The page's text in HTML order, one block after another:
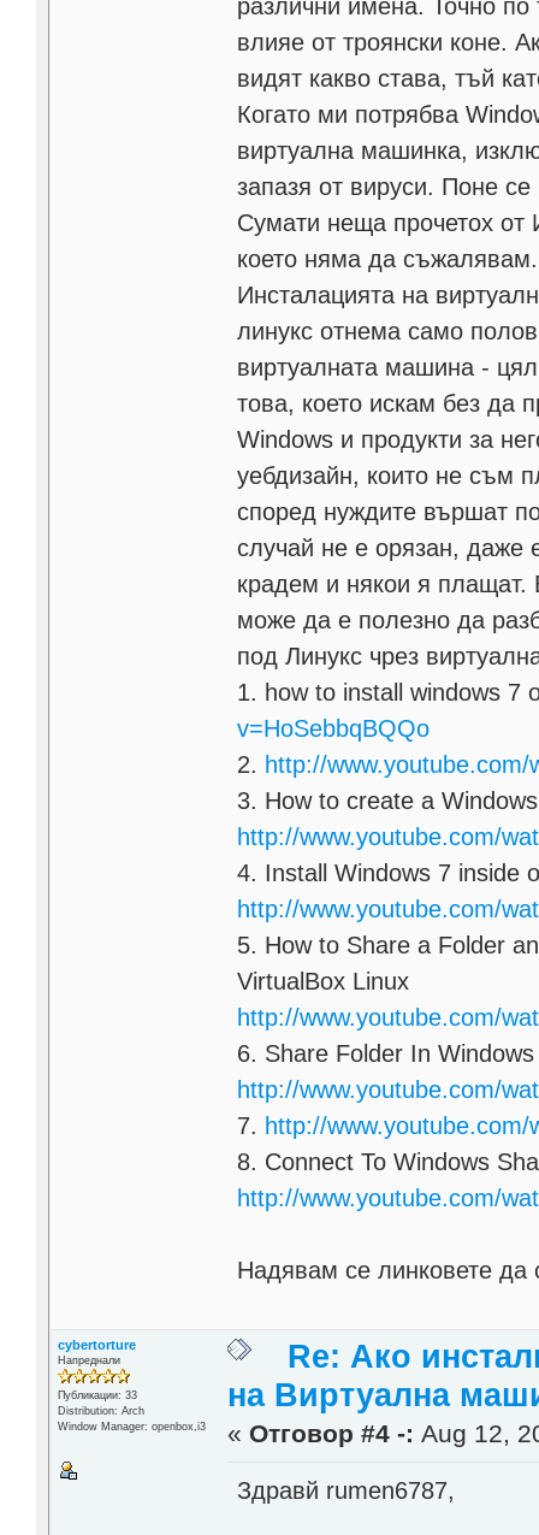
различни имена. Точно
влияе от троянски коне.
видят какво става, тъй
Когато ми потрябва
виртуална машинка,
запазя от вируси. Поне
Сумати неща прочетох от
което няма да съжалявам.
Инсталацията на
линукс отнема само
виртуалната машина -
това, което искам без да
Windows и продукти за
уебдизайн, които не съм
според нуждите вършат
случай не е орязан, даже
крадем и някои я
може да е полезно да
под Линукс чрез
1. how to install windows 7
v=HoSebbqBQQo
2. http://
3. How to create a
http://www.youtube.com/
4. Install Windows 7 inside
http://www.youtube.com/
5. How to Share a Folder
VirtualBox Linux
http://www.youtube.com/
6. Share Folder In
http://www.youtube.com/
7. http://
8. Connect To Windows
http://www.youtube.com/
Надявам се линковете да
cybertorture
Напреднали
Публикации: 33
Distribution: Arch
Window Manager: openbox,i3
Re: Ако
на Виртуална
« Отговор #4 -: Aug 12,
Здравй rumen6787,